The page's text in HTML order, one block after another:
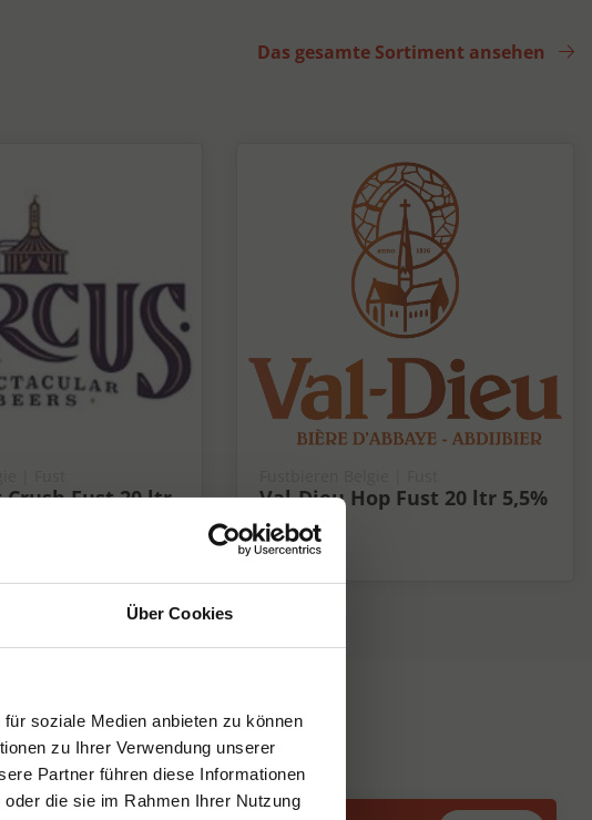
Über Cookies
soziale Medien anbieten zu können
zu Ihrer Verwendung unserer
Partner führen diese Informationen
die sie im Rahmen Ihrer Nutzung
Das gesamte Sortiment ansehen
Fust 20 ltr
Val-Dieu Hop Fust 20 ltr 5,5%
5.5%